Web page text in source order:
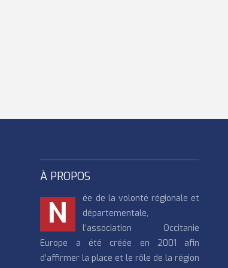
À PROPOS
N
ée de la volonté régionale et
départementale,
l’association Occitanie
Europe a été créée en 2001 afin
d’affirmer la place et le rôle de la région